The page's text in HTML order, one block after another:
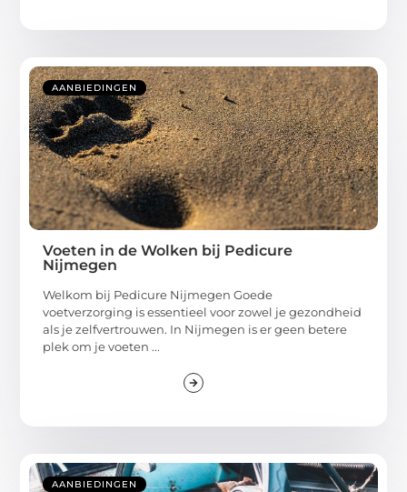
AANBIEDINGEN
Voeten in de Wolken bij Pedicure
Nijmegen
Welkom bij Pedicure Nijmegen Goede
voetverzorging is essentieel voor zowel je gezondheid
als je zelfvertrouwen. In Nijmegen is er geen betere
plek om je voeten ...
AANBIEDINGEN